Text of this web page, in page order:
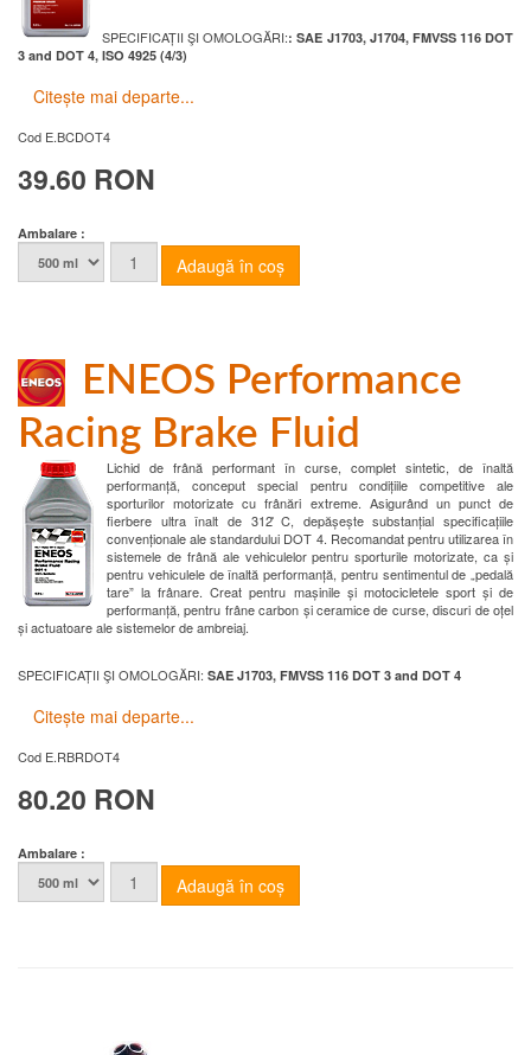
SPECIFICAȚII ŞI OMOLOGĂRI:: SAE J1703, J1704, FMVSS 116 DOT
3 and DOT 4, ISO 4925 (4/3)
Citește mai departe...
Cod E.BCDOT4
39.60 RON
Ambalare :
ENEOS Performance
Racing Brake Fluid
Lichid de frână performant în curse, complet sintetic, de înaltă
performanță, conceput special pentru condițiile competitive ale
sporturilor motorizate cu frânări extreme. Asigurând un punct de
fierbere ultra înalt de 312 ̊C, depășește substanțial specificațiile
convenționale ale standardului DOT 4. Recomandat pentru utilizarea în
sistemele de frână ale vehiculelor pentru sporturile motorizate, ca și
pentru vehiculele de înaltă performanță, pentru sentimentul de „pedală
tare” la frânare. Creat pentru mașinile și motocicletele sport și de
performanță, pentru frâne carbon și ceramice de curse, discuri de oțel
și actuatoare ale sistemelor de ambreiaj.
SPECIFICAȚII ŞI OMOLOGĂRI: SAE J1703, FMVSS 116 DOT 3 and DOT 4
Citește mai departe...
Cod E.RBRDOT4
80.20 RON
Ambalare :